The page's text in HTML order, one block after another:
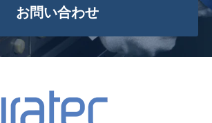
お問い合わせ